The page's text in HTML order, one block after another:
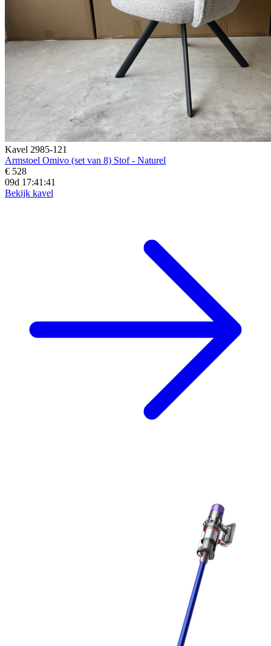
Kavel 2985-121
Armstoel Omivo (set van 8) Stof - Naturel
€ 528
09d 17:41:39
Bekijk kavel